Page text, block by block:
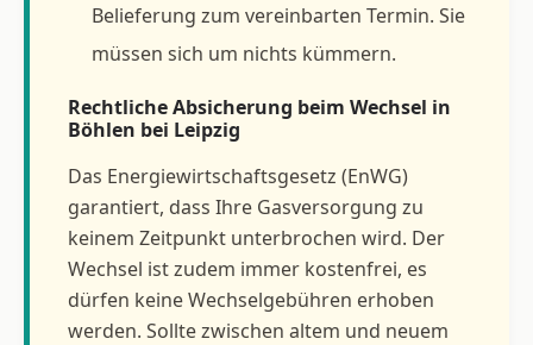
Belieferung zum vereinbarten Termin. Sie
müssen sich um nichts kümmern.
Rechtliche Absicherung beim Wechsel in
Böhlen bei Leipzig
Das Energiewirtschaftsgesetz (EnWG)
garantiert, dass Ihre Gasversorgung zu
keinem Zeitpunkt unterbrochen wird. Der
Wechsel ist zudem immer kostenfrei, es
dürfen keine Wechselgebühren erhoben
werden. Sollte zwischen altem und neuem